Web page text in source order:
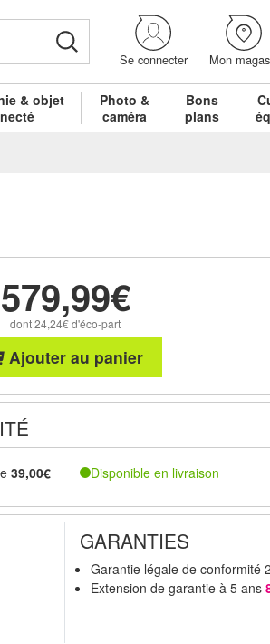
Se connecter Mon
& objet
Photo &
caméra
Bons
plans
579,99€
dont 24,24€ d'éco-part
Ajouter au panier
39,00€ Disponible en livraison
GARANTIES
Garantie légale de conformité
Extension de garantie à 5 ans